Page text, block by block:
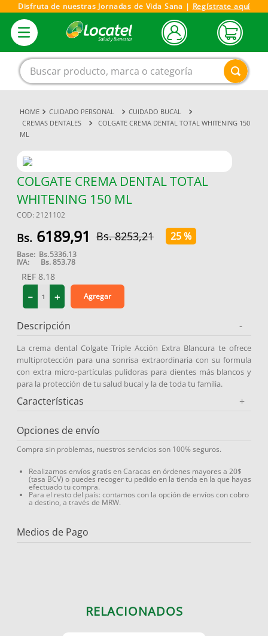
Disfruta de nuestras Jornadas de Vida Sana | Regístrate aquí
Buscar producto, marca o categoría
CUIDADO PERSONAL
CUIDADO BUCAL
CREMAS DENTALES
COLGATE CREMA DENTAL TOTAL WHITENING 150
ML
COLGATE CREMA DENTAL TOTAL
WHITENING 150 ML
COD: 2121102
6189,91 8253,21 25 %
Base: Bs.5336.13
IVA: Bs.853.78
REF 8.18
＋
－ Agregar
Descripción -
La crema dental Colgate Triple Acción Extra Blancura te ofrece
multiprotección para una sonrisa extraordinaria con su formula
con extra micro-partículas pulidoras para dientes más blancos y
para la protección de tu salud bucal y la de toda tu familia.
Características +
Opciones de envío
Compra sin problemas, nuestros servicios son 100% seguros.
Realizamos envíos gratis en Caracas en órdenes mayores a 20$
(tasa BCV) o puedes recoger tu pedido en la tienda en la que hayas
efectuado tu compra.
Para el resto del país: contamos con la opción de envíos con cobro
a destino, a través de MRW.
Medios de Pago
RELACIONADOS
1.
magnesio
2.
3 .
4.
vitamina c
5.
vitamina
6.
linezolid
7.
champu
8.
miovit
.
medias compresión
protector solar